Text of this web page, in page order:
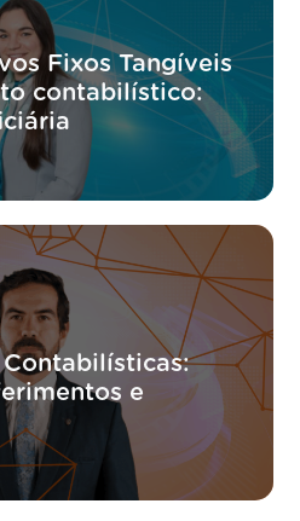
Fixos Tangíveis
contabilístico:
e